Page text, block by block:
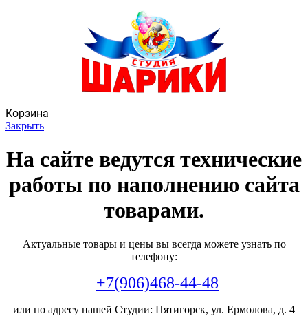
Корзина
Закрыть
На сайте ведутся технические
работы по наполнению сайта
товарами.
Актуальные товары и цены вы всегда можете узнать по
телефону:
+7(906)468-44-48
или по адресу нашей Студии: Пятигорск, ул. Ермолова, д. 4